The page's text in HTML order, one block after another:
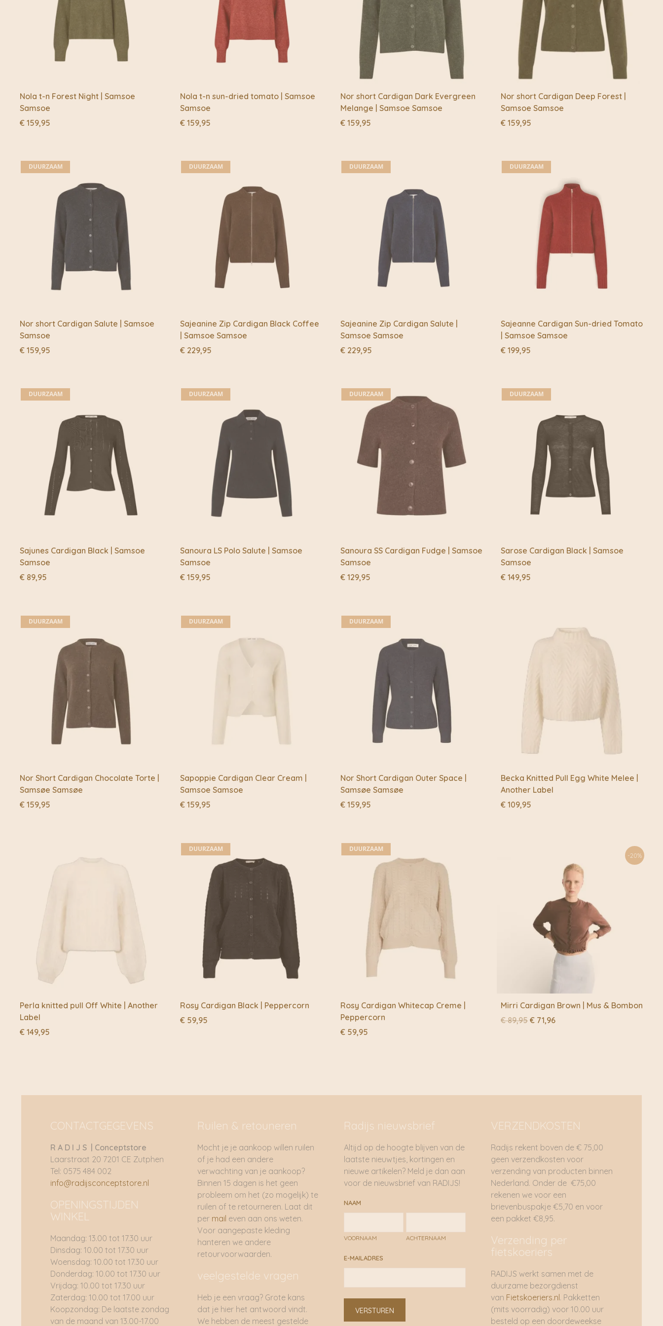
Nola t-n Forest Night | Samsoe
Samsoe
€ 159,95
Nola t-n sun-dried tomato | Samsoe
Samsoe
€ 159,95
Nor short Cardigan Dark Evergreen
Melange | Samsoe Samsoe
€ 159,95
Nor short Cardigan Deep Forest |
Samsoe Samsoe
€ 159,95
DUURZAAM
Nor short Cardigan Salute | Samsoe
Samsoe
€ 159,95
DUURZAAM
Sajeanine Zip Cardigan Black Coffee
| Samsoe Samsoe
€ 229,95
DUURZAAM
Sajeanine Zip Cardigan Salute |
Samsoe Samsoe
€ 229,95
DUURZAAM
Sajeanne Cardigan Sun-dried Tomato
| Samsoe Samsoe
€ 199,95
DUURZAAM
Sajunes Cardigan Black | Samsoe
Samsoe
€ 89,95
DUURZAAM
Sanoura LS Polo Salute | Samsoe
Samsoe
€ 159,95
DUURZAAM
Sanoura SS Cardigan Fudge | Samsoe
Samsoe
€ 129,95
DUURZAAM
Sarose Cardigan Black | Samsoe
Samsoe
€ 149,95
DUURZAAM
Nor Short Cardigan Chocolate Torte |
Samsøe Samsøe
€ 159,95
DUURZAAM
Sapoppie Cardigan Clear Cream |
Samsoe Samsoe
€ 159,95
DUURZAAM
Nor Short Cardigan Outer Space |
Samsøe Samsøe
€ 159,95
Becka Knitted Pull Egg White Melee |
Another Label
€ 109,95
Perla knitted pull Off White | Another
Label
€ 149,95
DUURZAAM
Rosy Cardigan Black | Peppercorn
€ 59,95
DUURZAAM
Rosy Cardigan Whitecap Creme |
Peppercorn
€ 59,95
-20%
Mirri Cardigan Brown | Mus & Bombon
€89,95 Oorspronkelijke
€ 71,96Huidige
CONTACTGEGEVENS
R A D I J S | Conceptstore
Laarstraat 20 7201 CE Zutphen
Tel: 0575 484 002
info@radijsconceptstore.nl
OPENINGSTIJDEN
WINKEL
Maandag: 13.00 tot 17.30 uur
Dinsdag: 10.00 tot 17.30 uur
Woensdag: 10.00 tot 17.30 uur
Donderdag: 10.00 tot 17.30 uur
Vrijdag: 10.00 tot 17.30 uur
Zaterdag: 10.00 tot 17.00 uur
Koopzondag: De laatste zondag
van de maand van 13.00-17.00
Ruilen & retouneren
Mocht je je aankoop willen ruilen
of je had een andere
verwachting van je aankoop?
Binnen 15 dagen is het geen
probleem om het (zo mogelijk) te
ruilen of te retourneren. Laat dit
permail even aan ons weten.
Voor aangepaste kleding
hanteren we andere
retourvoorwaarden.
veelgestelde vragen
Heb je een vraag? Grote kans
dat je hier het antwoord vindt.
We hebben de meest gestelde
Radijs nieuwsbrief
Altijd op de hoogte blijven van de
laatste nieuwtjes, kortingen en
nieuwe artikelen? Meld je dan aan
voor de nieuwsbrief van RADIJS!
NAAM
VOORNAAM ACHTERNAAM
E-MAILADRES
VERSTUREN
VERZENDKOSTEN
Radijs rekent boven de € 75,00
geen verzendkosten voor
verzending van producten binnen
Nederland. Onder de €75,00
rekenen we voor een
brievenbuspakje €5,70 en voor
een pakket €8,95.
Verzending per
fietskoeriers
RADIJS werkt samen met de
duurzame bezorgdienst
van Fietskoeriers.nl . Pakketten
(mits voorradig) voor 10.00 uur
besteld op een doordeweekse